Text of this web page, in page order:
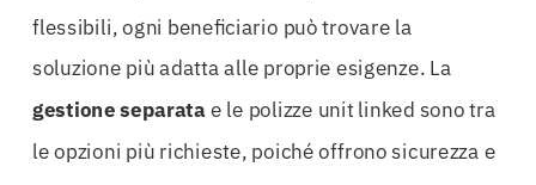
flessibili, ogni beneficiario può trovare la
soluzione più adatta alle proprie esigenze. La
gestione separatae le polizze unit linked sono tra
le opzioni più richieste, poiché offrono sicurezza e